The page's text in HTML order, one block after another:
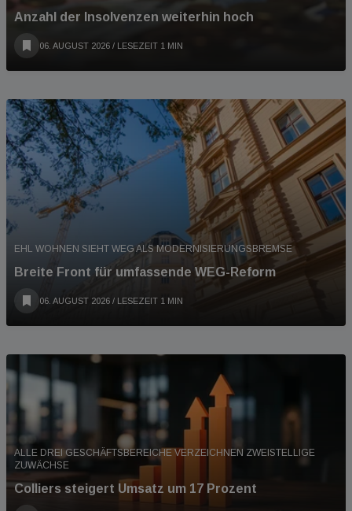
Anzahl der Insolvenzen weiterhin hoch
06. AUGUST 2026 / LESEZEIT 1 MIN
EHL WOHNEN SIEHT WEG ALS MODERNISIERUNGSBREMSE
Breite Front für umfassende WEG-Reform
06. AUGUST 2026 / LESEZEIT 1 MIN
ALLE DREI GESCHÄFTSBEREICHE VERZEICHNEN ZWEISTELLIGE
ZUWÄCHSE
Colliers steigert Umsatz um 17 Prozent